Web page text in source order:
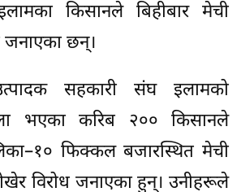
किसानले बिहीबार मेची
जनाएका छन्।
सहकारी संघ इलामको
भएका करिब २०० किसानले
फिक्कल बजारस्थित मेची
विरोध जनाएका हुन्। उनीहरूले